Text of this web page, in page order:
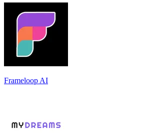
Frameloop AI